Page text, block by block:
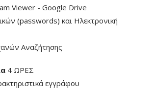
Viewer - Google Drive
(passwords) και Ηλεκτρονική
Αναζήτησης
4 ΩΡΕΣ
εγγράφου